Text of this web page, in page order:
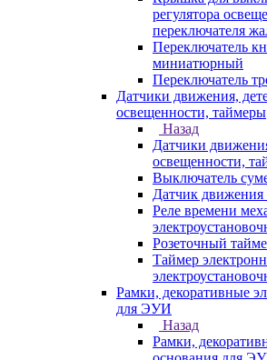
регулятора
переключателя
Переключатель
миниатюрный
Переключатель
Датчики движения,
освещенности, таймеры
Назад
Датчики
освещенности,
Выключатель
Датчик
Реле времени
Розеточный
Таймер
Рамки, декоративные
для ЭУИ
Назад
Рамки,